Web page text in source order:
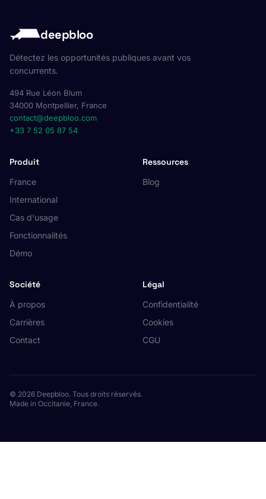
deepbloo
Détectez les opportunités publiques avant vos
concurrents.
494 Rue Léon Blum
34000 Montpellier, France
contact@deepbloo.com
+33 7 52 05 87 54
Produit
France
International
Cas d'usage
Fonctionnalités
Démo
Ressources
Blog
Société
À propos
Carrières
Contact
Légal
Confidentialité
Cookies
CGU
© 2026 Deepbloo. Tous droits réservés.
Made in Occitanie, France.